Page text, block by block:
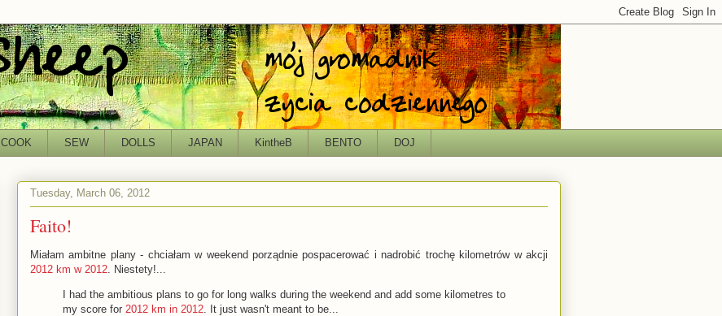
COOK SEW DOLLS JAPAN KintheB BENTO DOJ
Tuesday, March 06, 2012
Faito!
Miałam ambitne plany - chciałam w weekend porządnie pospacerować i nadrobić trochę kilometrów w akcji
2012 km w 2012 . Niestety!...
I had the ambitious plans to go for long walks during the weekend and add some kilometres to
my score for 2012 km in 2012 . It just wasn't meant to be...